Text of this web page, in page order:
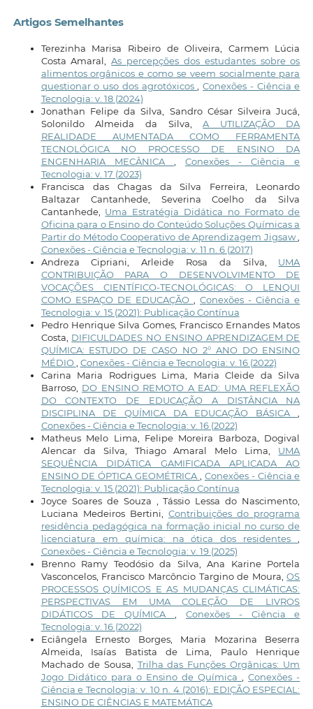
Artigos Semelhantes
Terezinha Marisa Ribeiro de Oliveira, Carmem Lúcia
Costa Amaral,As percepções dos estudantes sobre os
alimentos orgânicos e como se veem socialmente para
questionar o uso dos agrotóxicos
,Conexões - Ciência e
Tecnologia: v. 18 (2024)
Jonathan Felipe da Silva, Sandro César Silveira Jucá,
Solonildo Almeida da Silva,A UTILIZAÇÃO DA
REALIDADE AUMENTADA COMO FERRAMENTA
TECNOLÓGICA NO PROCESSO DE ENSINO DA
ENGENHARIA MECÂNICA
,Conexões - Ciência e
Tecnologia: v. 17 (2023)
Francisca das Chagas da Silva Ferreira, Leonardo
Baltazar Cantanhede, Severina Coelho da Silva
Cantanhede, Uma Estratégia Didática no Formato de
Oficina para o Ensino do Conteúdo Soluções Químicas a
Partir do Método Cooperativo de Aprendizagem Jigsaw
Conexões - Ciência e Tecnologia: v. 11 n. 6 (2017)
Andreza Cipriani, Arleide Rosa da Silva, UMA
CONTRIBUIÇÃO PARA O DESENVOLVIMENTO DE
VOCAÇÕES CIENTÍFICO-TECNOLÓGICAS: O LENQUI
COMO ESPAÇO DE EDUCAÇÃO
,Conexões - Ciência e
Tecnologia: v. 15 (2021): Publicação Contínua
Pedro Henrique Silva Gomes, Francisco Ernandes Matos
Costa, DIFICULDADES NO ENSINO APRENDIZAGEM DE
QUÍMICA: ESTUDO DE CASO NO 2° ANO DO ENSINO
MÉDIO Conexões - Ciência e Tecnologia: v. 16 (2022)
Carina Maria Rodrigues Lima, Maria Cleide da Silva
Barroso, DO ENSINO REMOTO A EAD: UMA REFLEXÃO
DO CONTEXTO DE EDUCAÇÃO A DISTÂNCIA NA
DISCIPLINA DE QUÍMICA DA EDUCAÇÃO BÁSICA
Conexões - Ciência e Tecnologia: v. 16 (2022)
Matheus Melo Lima, Felipe Moreira Barboza, Dogival
Alencar da Silva, Thiago Amaral Melo Lima, UMA
SEQUÊNCIA DIDÁTICA GAMIFICADA APLICADA AO
ENSINO DE ÓPTICA GEOMÉTRICA
Conexões - Ciência e
Tecnologia: v. 15 (2021): Publicação Contínua
Joyce Soares de Souza , Tássio Lessa do Nascimento,
Luciana Medeiros Bertini,Contribuições do programa
residência pedagógica na formação inicial no curso de
licenciatura em química: na ótica dos residentes
Conexões - Ciência e Tecnologia: v. 19 (2025)
Brenno Ramy Teodósio da Silva, Ana Karine Portela
Vasconcelos, Francisco Marcôncio Targino de Moura,OS
PROCESSOS QUÍMICOS E AS MUDANÇAS CLIMÁTICAS:
PERSPECTIVAS EM UMA COLEÇÃO DE LIVROS
DIDÁTICOS DE QUÍMICA
Conexões - Ciência e
Tecnologia: v. 16 (2022)
Eciângela Ernesto Borges, Maria Mozarina Beserra
Almeida, Isaías Batista de Lima, Paulo Henrique
Machado de Sousa, Trilha das Funções Orgânicas: Um
Jogo Didático para o Ensino de Química
,Conexões -
Ciência e Tecnologia: v. 10 n. 4 (2016): EDIÇÃO ESPECIAL:
ENSINO DE CIÊNCIAS E MATEMÁTICA